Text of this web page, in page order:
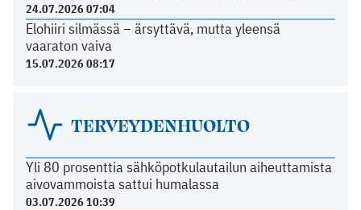
24.07.2026 07:04
Elohiiri silmässä – ärsyttävä, mutta yleensä
vaaraton vaiva
15.07.2026 08:17
TERVEYDENHUOLTO
Yli 80 prosenttia sähköpotkulautailun aiheuttamista
aivovammoista sattui humalassa
03.07.2026 10:39